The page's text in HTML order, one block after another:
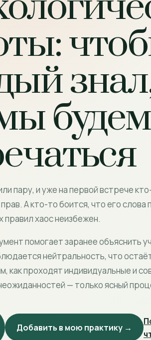
будем
пару, и уже на первой встрече
А кто-то боится, что его слова
правил хаос неизбежен.
помогает заранее объяснить
нейтральность, что
как проходят индивидуальные и
— только ясный
Добавить в мою практику →